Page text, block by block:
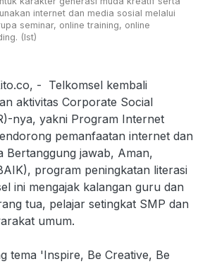
internet dan media sosial melalui
seminar, online training, online
(Ist)
- Telkomsel kembali
aktivitas Corporate Social
nya, yakni Program Internet
pemanfaatan internet dan
Bertanggung jawab, Aman,
program peningkatan literasi
ini mengajak kalangan guru dan
tua, pelajar setingkat SMP dan
umum.
tema 'Inspire, Be Creative, Be